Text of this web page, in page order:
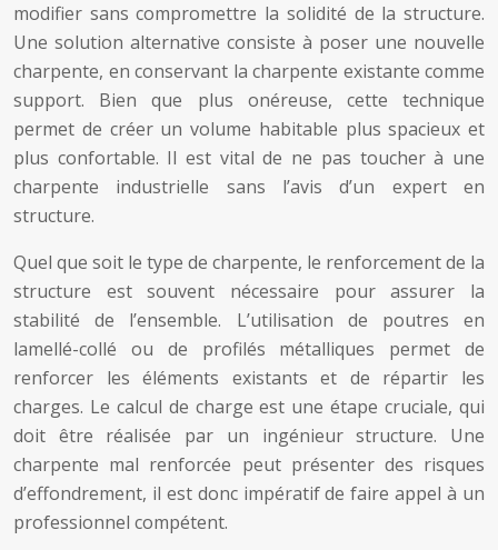
modifier sans compromettre la solidité de la structure.
Une solution alternative consiste à poser une nouvelle
charpente, en conservant la charpente existante comme
support. Bien que plus onéreuse, cette technique
permet de créer un volume habitable plus spacieux et
plus confortable. Il est vital de ne pas toucher à une
charpente industrielle sans l’avis d’un expert en
structure.
Quel que soit le type de charpente, le renforcement de la
structure est souvent nécessaire pour assurer la
stabilité de l’ensemble. L’utilisation de poutres en
lamellé-collé ou de profilés métalliques permet de
renforcer les éléments existants et de répartir les
charges. Le calcul de charge est une étape cruciale, qui
doit être réalisée par un ingénieur structure. Une
charpente mal renforcée peut présenter des risques
d’effondrement, il est donc impératif de faire appel à un
professionnel compétent.